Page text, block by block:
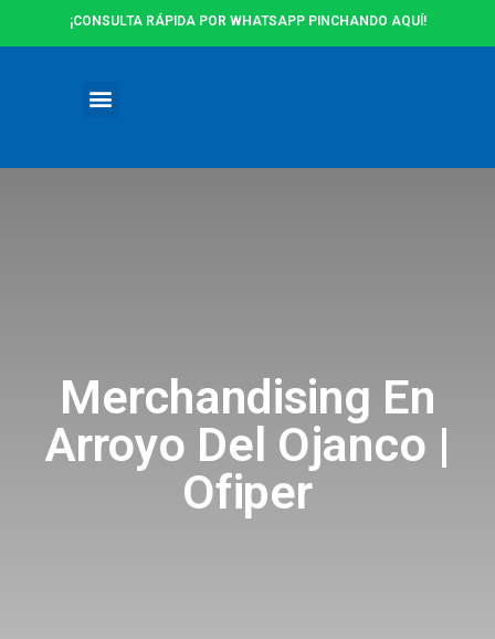
¡CONSULTA RÁPIDA POR WHATSAPP PINCHANDO AQUÍ!
Merchandising En
Arroyo Del Ojanco |
Ofiper